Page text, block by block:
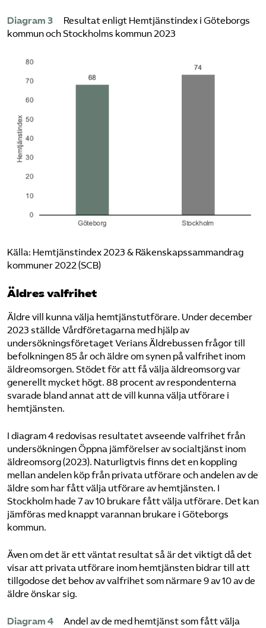
Diagram 3 Resultat enligt Hemtjänstindex i Göteborgs
kommun och Stockholms kommun 2023
Källa: Hemtjänstindex 2023 & Räkenskapssammandrag
kommuner 2022 (SCB)
Äldres valfrihet
Äldre vill kunna välja hemtjänstutförare. Under december
2023 ställde Vårdföretagarna med hjälp av
undersökningsföretaget Verians Äldrebussen frågor till
befolkningen 85 år och äldre om synen på valfrihet inom
äldreomsorgen. Stödet för att få välja äldreomsorg var
generellt mycket högt. 88 procent av respondenterna
svarade bland annat att de vill kunna välja utförare i
hemtjänsten.
I diagram 4 redovisas resultatet avseende valfrihet från
undersökningen Öppna jämförelser av socialtjänst inom
äldreomsorg (2023). Naturligtvis finns det en koppling
mellan andelen köp från privata utförare och andelen av de
äldre som har fått välja utförare av hemtjänsten. I
Stockholm hade 7 av 10 brukare fått välja utförare. Det kan
jämföras med knappt varannan brukare i Göteborgs
kommun.
Även om det är ett väntat resultat så är det viktigt då det
visar att privata utförare inom hemtjänsten bidrar till att
tillgodose det behov av valfrihet som närmare 9 av 10 av de
äldre önskar sig.
Diagram 4 Andel av de med hemtjänst som fått välja